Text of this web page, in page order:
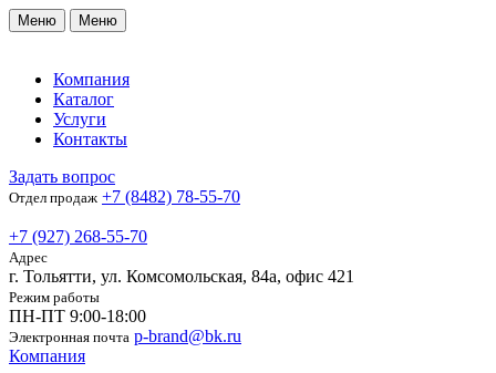
Меню Меню
Компания
Каталог
Услуги
Контакты
Задать вопрос
Отдел продаж +7 (8482) 78-55-70
+7 (927) 268-55-70
Адрес
г. Тольятти, ул. Комсомольская, 84а, офис 421
Режим работы
ПН-ПТ 9:00-18:00
Электронная почта p-brand@bk.ru
Компания